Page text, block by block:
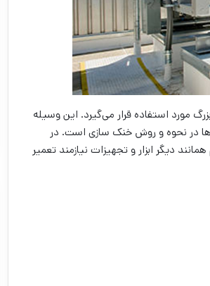
مورد استفاده قرار می‌گیرد. این وسیله
در نحوه و روش خنک سازی است. در
دیگر ابزار و تجهیزات نیازمند تعمیر